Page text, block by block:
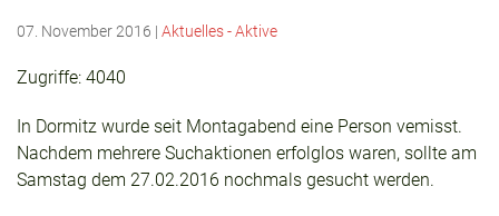
07. November 2016 | Aktuelles - Aktive
Zugriffe: 4040
In Dormitz wurde seit Montagabend eine Person vemisst.
Nachdem mehrere Suchaktionen erfolglos waren, sollte am
Samstag dem 27.02.2016 nochmals gesucht werden.